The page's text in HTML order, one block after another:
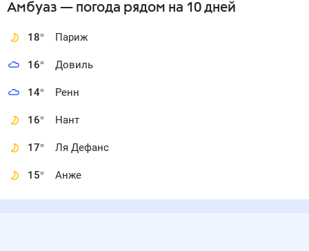
Амбуаз — погода рядом на 10 дней
18° Париж
16° Довиль
14° Ренн
16° Нант
17° Ля Дефанс
15° Анже